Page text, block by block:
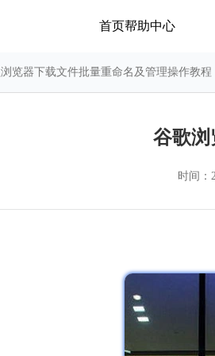
首页帮助中心
览器下载文件批量重命名及管理操作教程
谷歌浏
时间：